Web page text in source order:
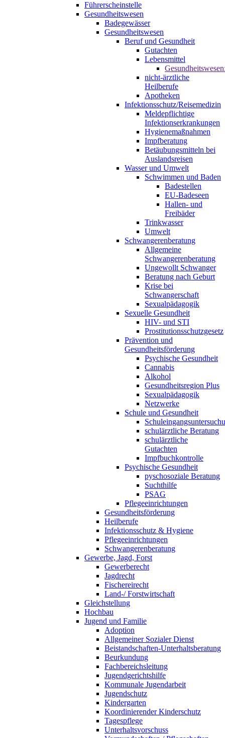
Führerscheinstelle
Gesundheitswesen
Badegewässer
Gesundheitswesen
Beruf und Gesundheit
Gutachten
Lebensmittel
nicht-ärztliche
Heilberufe
Apotheken
Infektionsschutz/Reisemedizin
Meldepflichtige
Infektionserkrankungen
Hygienemaßnahmen
Impfberatung
Betäubungsmitteln bei
Auslandsreisen
Wasser und Umwelt
Schwimmen und Baden
Badestellen
EU-Badeseen
Hallen- und
Freibäder
Trinkwasser
Umwelt
Schwangerenberatung
Allgemeine
Schwangerenberatung
Ungewollt Schwanger
Beratung nach Geburt
Krise bei
Schwangerschaft
Sexualpädagogik
Sexuelle Gesundheit
HIV- und STI
Prostitutionsschutzgesetz
Prävention und
Gesundheitsförderung
Psychische Gesundheit
Cannabis
Alkohol
Gesundheitsregion Plus
Sexualpädagogik
Netzwerke
Schule und Gesundheit
schulärztliche Beratung
schulärztliche
Gutachten
Impfbuchkontrolle
Psychische Gesundheit
pyschosoziale Beratung
Suchthilfe
PSAG
Pflegeeinrichtungen
Gesundheitsförderung
Heilberufe
Infektionsschutz & Hygiene
Pflegeeinrichtungen
Schwangerenberatung
Gewerbe, Jagd, Forst
Gewerberecht
Jagdrecht
Fischereirecht
Land-/ Forstwirtschaft
Gleichstellung
Hochbau
Jugend und Familie
Adoption
Allgemeiner Sozialer Dienst
Beistandschaften-Unterhaltsberatung
Beurkundung
Fachbereichsleitung
Jugendgerichtshilfe
Kommunale Jugendarbeit
Jugendschutz
Kindergarten
Koordinierender Kinderschutz
Tagespflege
Unterhaltsvorschuss